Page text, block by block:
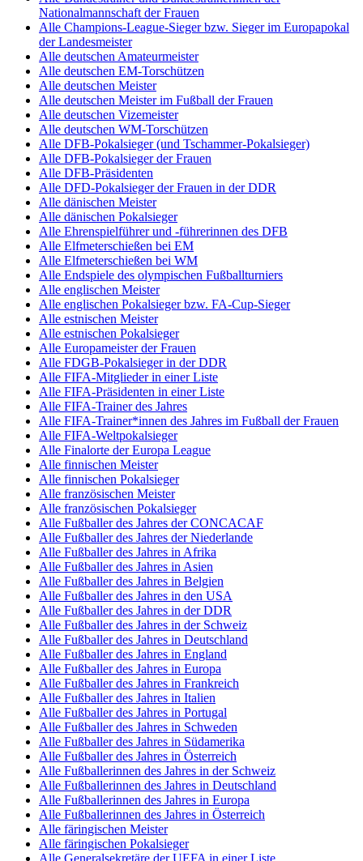
Nationalmannschaft der Frauen
Alle Champions-League-Sieger bzw. Sieger im Europapokal
der Landesmeister
Alle deutschen Amateurmeister
Alle deutschen EM-Torschützen
Alle deutschen Meister
Alle deutschen Meister im Fußball der Frauen
Alle deutschen Vizemeister
Alle deutschen WM-Torschützen
Alle DFB-Pokalsieger (und Tschammer-Pokalsieger)
Alle DFB-Pokalsieger der Frauen
Alle DFB-Präsidenten
Alle DFD-Pokalsieger der Frauen in der DDR
Alle dänischen Meister
Alle dänischen Pokalsieger
Alle Ehrenspielführer und -führerinnen des DFB
Alle Elfmeterschießen bei EM
Alle Elfmeterschießen bei WM
Alle Endspiele des olympischen Fußballturniers
Alle englischen Meister
Alle englischen Pokalsieger bzw. FA-Cup-Sieger
Alle estnischen Meister
Alle estnischen Pokalsieger
Alle Europameister der Frauen
Alle FDGB-Pokalsieger in der DDR
Alle FIFA-Mitglieder in einer Liste
Alle FIFA-Präsidenten in einer Liste
Alle FIFA-Trainer des Jahres
Alle FIFA-Trainer*innen des Jahres im Fußball der Frauen
Alle FIFA-Weltpokalsieger
Alle Finalorte der Europa League
Alle finnischen Meister
Alle finnischen Pokalsieger
Alle französischen Meister
Alle französischen Pokalsieger
Alle Fußballer des Jahres der CONCACAF
Alle Fußballer des Jahres der Niederlande
Alle Fußballer des Jahres in Afrika
Alle Fußballer des Jahres in Asien
Alle Fußballer des Jahres in Belgien
Alle Fußballer des Jahres in den USA
Alle Fußballer des Jahres in der DDR
Alle Fußballer des Jahres in der Schweiz
Alle Fußballer des Jahres in Deutschland
Alle Fußballer des Jahres in England
Alle Fußballer des Jahres in Europa
Alle Fußballer des Jahres in Frankreich
Alle Fußballer des Jahres in Italien
Alle Fußballer des Jahres in Portugal
Alle Fußballer des Jahres in Schweden
Alle Fußballer des Jahres in Südamerika
Alle Fußballer des Jahres in Österreich
Alle Fußballerinnen des Jahres in der Schweiz
Alle Fußballerinnen des Jahres in Deutschland
Alle Fußballerinnen des Jahres in Europa
Alle Fußballerinnen des Jahres in Österreich
Alle färingischen Meister
Alle färingischen Pokalsieger
Alle Generalsekretäre der UEFA in einer Liste